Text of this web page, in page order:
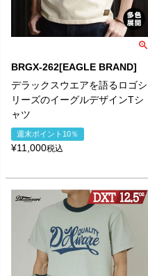
BRGX-262[EAGLE BRAND]
デラックスウエアを語るロゴシ
リーズのイーグルデザインTシ
ャツ
週末ポイント10％
¥11,000税込